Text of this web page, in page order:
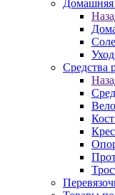
Домашняя
Средства